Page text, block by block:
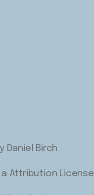
Daniel Birch
Attribution License